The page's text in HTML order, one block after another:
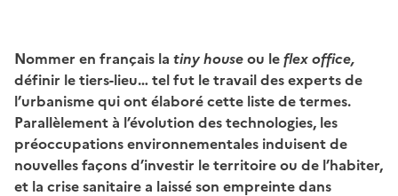
Nommer en français la tiny houseou leflex office,
définir letiers-lieu… tel fut le travail des experts de
l’urbanisme qui ont élaboré cette liste de termes.
Parallèlement à l’évolution des technologies, les
préoccupations environnementales induisent de
nouvelles façons d’investir le territoire ou de l’habiter,
et la crise sanitaire a laissé son empreinte dans